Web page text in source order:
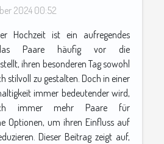
2024 00:52
Hochzeit ist ein aufregendes
das Paare häufig vor die
ihren besonderen Tag sowohl
stilvoll zu gestalten. Doch in einer
immer bedeutender wird,
immer mehr Paare für
Optionen, um ihren Einfluss auf
Dieser Beitrag zeigt auf,